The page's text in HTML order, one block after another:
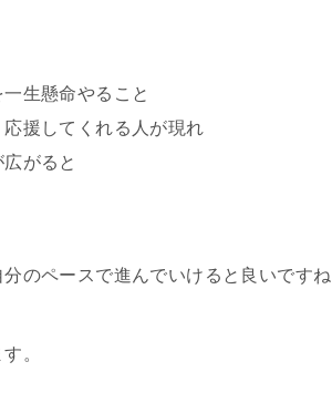
生懸命やること
援してくれる人が現れ
がると
のペースで進んでいけると良いですね
。